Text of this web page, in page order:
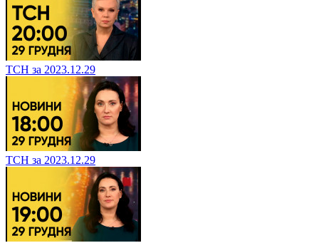
ТСН за 2023.12.29
ТСН за 2023.12.29